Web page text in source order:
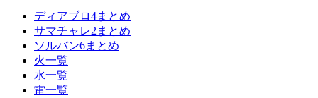
ディアブロ4まとめ
サマチャレ2まとめ
ソルバン6まとめ
火一覧
水一覧
雷一覧